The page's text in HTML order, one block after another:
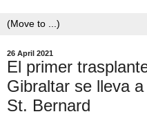
26 April 2021
El primer
Gibraltar se lleva
St. Bernard